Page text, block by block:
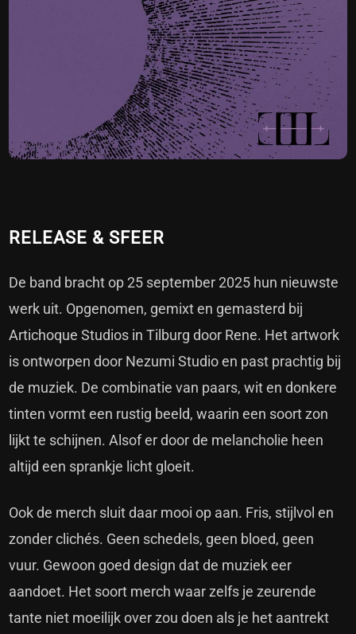
RELEASE & SFEER
De band bracht op 25 september 2025 hun nieuwste
werk uit. Opgenomen, gemixt en gemasterd bij
Artichoque Studios in Tilburg door Rene. Het artwork
is ontworpen door Nezumi Studio en past prachtig bij
de muziek. De combinatie van paars, wit en donkere
tinten vormt een rustig beeld, waarin een soort zon
lijkt te schijnen. Alsof er door de melancholie heen
altijd een sprankje licht gloeit.
Ook de merch sluit daar mooi op aan. Fris, stijlvol en
zonder clichés. Geen schedels, geen bloed, geen
vuur. Gewoon goed design dat de muziek eer
aandoet. Het soort merch waar zelfs je zeurende
tante niet moeilijk over zou doen als je het aantrekt